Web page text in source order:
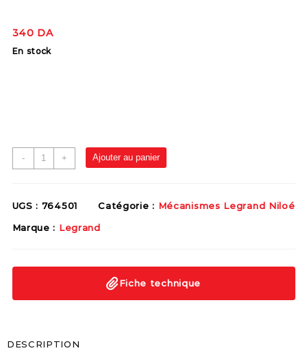
340 DA
En stock
- + Ajouter au panier
UGS : 764501 Catégorie : Mécanismes Legrand Niloé
Marque : Legrand
Fiche technique
DESCRIPTION